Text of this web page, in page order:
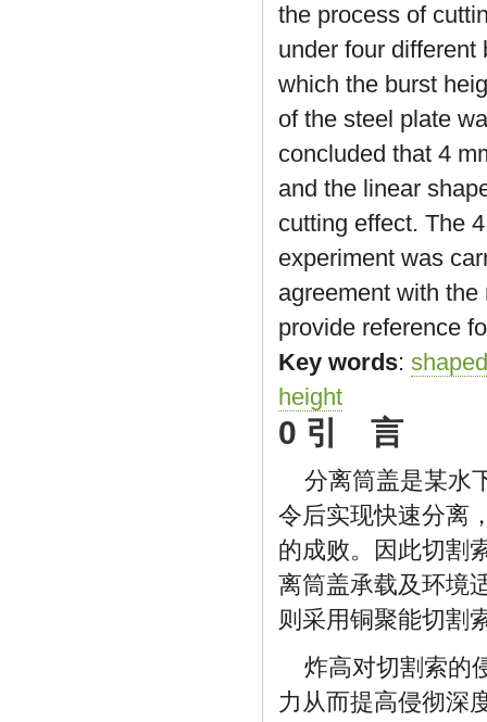
the process of
under four
which the burst
of the steel plate
concluded that 4
and the linear
cutting effect. The
experiment was
agreement with
provide reference
Key words:
height
0 引 言
分离筒盖是某水
令后实现快速分离
的成败。因此切割
离筒盖承载及环境
则采用铜聚能切割
炸高对切割索的
力从而提高侵彻深